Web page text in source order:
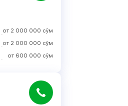
от 2 000 000 сўм
от 2 000 000 сўм
от 600 000 сўм